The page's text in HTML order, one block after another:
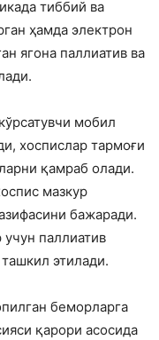
тиббий ва
ҳамда электрон
ягона паллиатив ва
мобил
хоспислар тармоғи
қамраб олади.
мазкур
бажаради.
паллиатив
этилади.
беморларга
қарори асосида